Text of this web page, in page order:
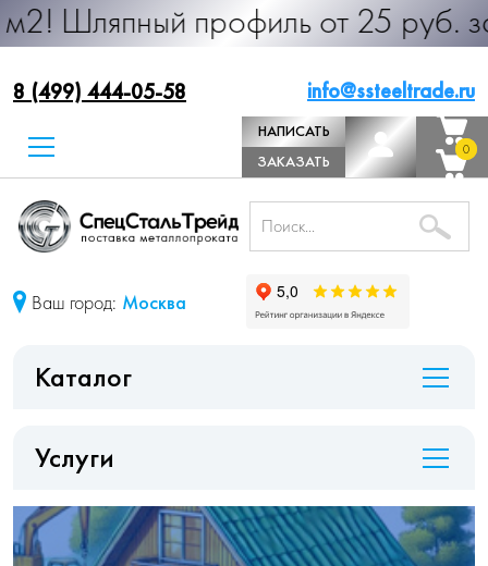
профиль от 25 руб. за м.п.
8 (499) 444-05-58 info@ssteeltrade.ru
НАПИСАТЬ
ДИРЕКТОРУ
ЗАКАЗАТЬ
ЗВОНОК
0
0
Ваш город: Москва
Каталог
Услуги